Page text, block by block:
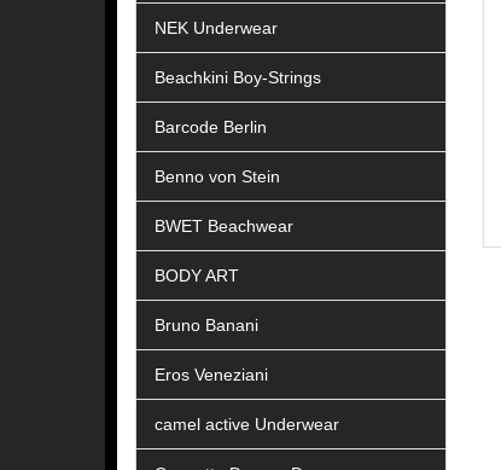
NEK Underwear
Beachkini Boy-Strings
Barcode Berlin
Benno von Stein
BWET Beachwear
BODY ART
Bruno Banani
Eros Veneziani
camel active Underwear